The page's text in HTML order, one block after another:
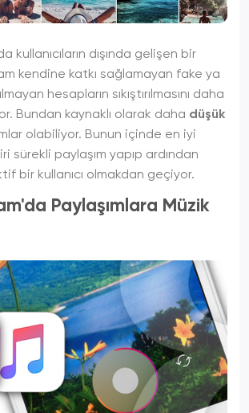
kullanıcıların dışında gelişen bir
kendine katkı sağlamayan fake ya
hesapların sıkıştırılmasını daha
Bundan kaynaklı olarak daha düşük
olabiliyor. Bunun içinde en iyi
sürekli paylaşım yapıp ardından
bir kullanıcı olmakdan geçiyor.
Paylaşımlara Müzik